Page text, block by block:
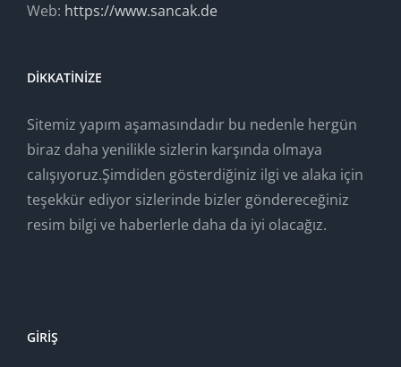
Web: https://www.sancak.de
DIKKATINIZE
Sitemiz yapım aşamasındadır bu nedenle hergün
biraz daha yenilikle sizlerin karşında olmaya
calışıyoruz.Şimdiden gösterdiğiniz ilgi ve alaka için
teşekkür ediyor sizlerinde bizler göndereceğiniz
resim bilgi ve haberlerle daha da iyi olacağız.
GIRIŞ